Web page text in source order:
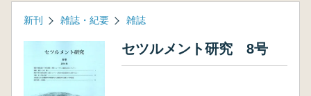
新刊 雑誌・紀要 雑誌
セツルメント研究 8号